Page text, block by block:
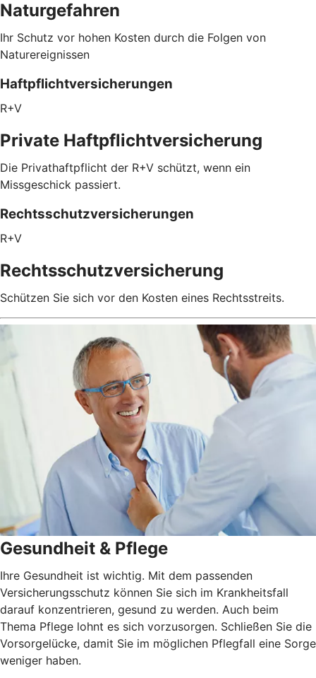
Naturgefahren
Ihr Schutz vor hohen Kosten durch die Folgen von
Naturereignissen
Haftpflichtversicherungen
R+V
Private Haftpflichtversicherung
Die Privathaftpflicht der R+V schützt, wenn ein
Missgeschick passiert.
Rechtsschutzversicherungen
R+V
Rechtsschutzversicherung
Schützen Sie sich vor den Kosten eines Rechtsstreits.
Gesundheit & Pflege
Ihre Gesundheit ist wichtig. Mit dem passenden
Versicherungsschutz können Sie sich im Krankheitsfall
darauf konzentrieren, gesund zu werden. Auch beim
Thema Pflege lohnt es sich vorzusorgen. Schließen Sie die
Vorsorgelücke, damit Sie im möglichen Pflegfall eine Sorge
weniger haben.